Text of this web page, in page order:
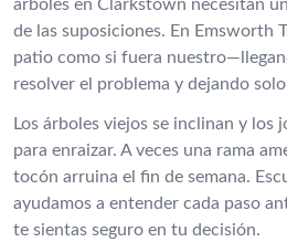
árboles en Clarkstown necesitan
de las suposiciones. En Emsworth
patio como si fuera
resolver el problema y dejando
Los árboles viejos se inclinan y los
para enraizar. A veces una rama
tocón arruina el fin de semana.
ayudamos a entender cada paso
te sientas seguro en tu decisión.